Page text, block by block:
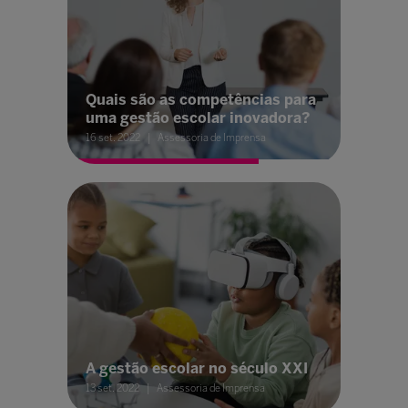
Quais são as competências para
uma gestão escolar inovadora?
16 set. 2022 Assessoria de Imprensa
A gestão escolar no século XXI
13 set. 2022 Assessoria de Imprensa